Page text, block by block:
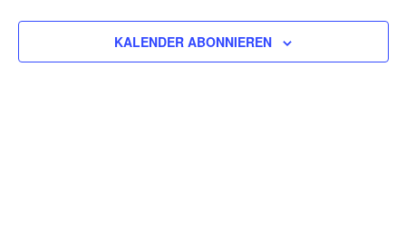
KALENDER ABONNIEREN